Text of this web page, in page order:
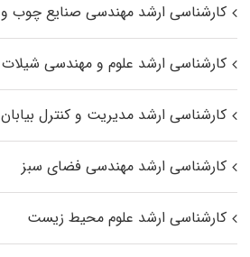
کارشناسی ارشد مهندسی صنایع چوب و
کارشناسی ارشد علوم و مهندسی شیلات
کارشناسی ارشد مدیریت و کنترل بیابان
کارشناسی ارشد مهندسی فضای سبز
کارشناسی ارشد علوم محیط‌ زیست